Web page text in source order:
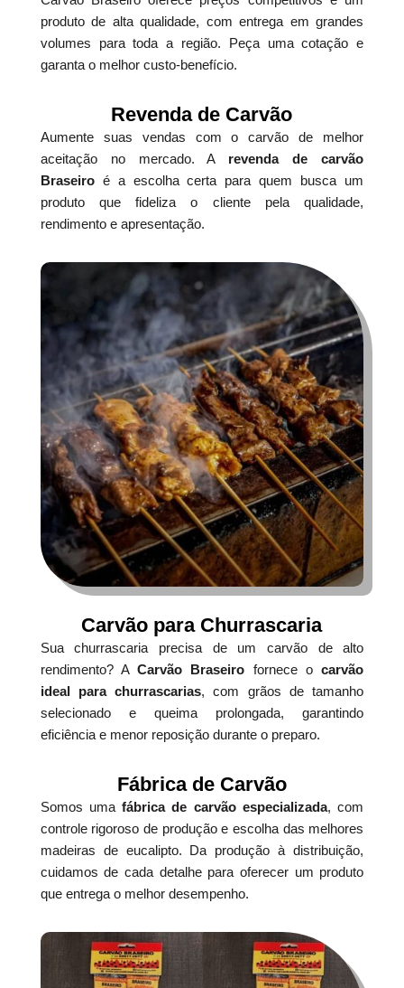
produto de alta qualidade, com entrega em grandes
volumes para toda a região. Peça uma cotação e
garanta o melhor custo-benefício.
Revenda de Carvão
Aumente suas vendas com o carvão de melhor
aceitação no mercado. A revenda de carvão
Braseiroé a escolha certa para quem busca um
produto que fideliza o cliente pela qualidade,
rendimento e apresentação.
Carvão para Churrascaria
Sua churrascaria precisa de um carvão de alto
rendimento? ACarvão Braseiro fornece ocarvão
ideal para churrascarias, com grãos de tamanho
selecionado e queima prolongada, garantindo
eficiência e menor reposição durante o preparo.
Fábrica de Carvão
Somos umafábrica de carvão especializada, com
controle rigoroso de produção e escolha das melhores
madeiras de eucalipto. Da produção à distribuição,
cuidamos de cada detalhe para oferecer um produto
que entrega o melhor desempenho.